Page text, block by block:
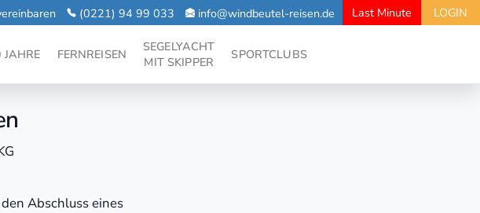
(0221) 94 99 033 info@windbeutel-reisen.de Last Minute LOGIN
FERNREISEN
SEGELYACHT
MIT SKIPPER
SPORTCLUBS
Abschluss eines